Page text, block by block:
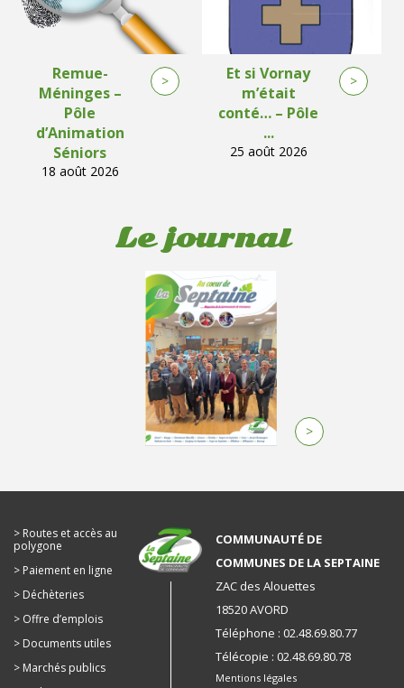
Remue-
Méninges –
Pôle
d’Animation
Séniors
18 août 2026
>
Et si Vornay
m’était
conté… – Pôle
...
25 août 2026
>
Le journal
>
Routes et accès au
polygone
Paiement en ligne
Déchèteries
Offre d’emplois
Documents utiles
Marchés publics
COMMUNAUTÉ DE
COMMUNES DE LA SEPTAINE
ZAC des Alouettes
18520 AVORD
Téléphone : 02.48.69.80.77
Télécopie : 02.48.69.80.78
Mentions légales